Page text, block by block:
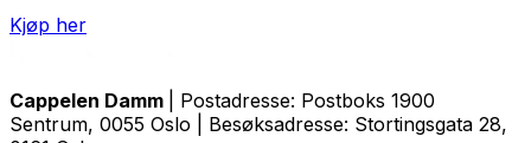
Kjøp her
Cappelen Damm
| Postadresse: Postboks 1900
Sentrum, 0055 Oslo | Besøksadresse: Stortingsgata 28,